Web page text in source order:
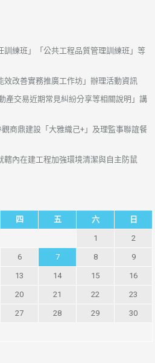
訓練班」「公共工程品質管理訓練班」等
效改善實務推廣工作坊」辦理活動資訊
產交易近期常見糾紛分享等相關說明」講
商鼎建設「大雅織己+」及理監事聯誼餐
轄內在建工程加強環境清潔與自主防鼠
四 五 六 日
1 2
6 7 8 9
13 14 15 16
20 21 22 23
27 28 29 30